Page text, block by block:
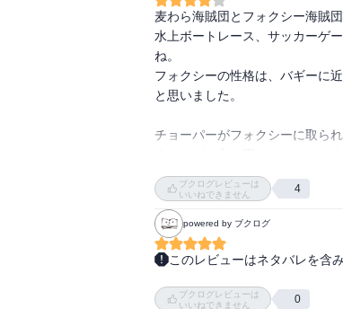
麦わら海賊団とフォクシー海賊
水上ボートレース、サッカーゲ
ね。
フォクシーの性格は、バギーに
と思いました。
チョーパーがフォクシーに取ら
ブクログレビューは
いいねできません
4
powered by ブクログ
このレビューはネタバレを含み
このメインは大分前によんだこ
ブクログレビューは
いいねできません
0